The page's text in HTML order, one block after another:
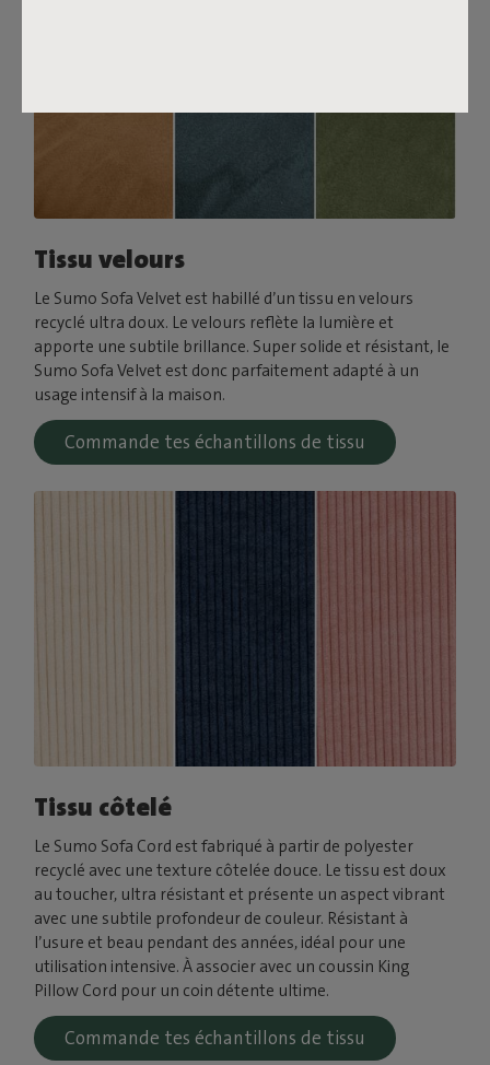
Tissu velours
Le Sumo Sofa Velvet est habillé d’un tissu en velours
recyclé ultra doux. Le velours reflète la lumière et
apporte une subtile brillance. Super solide et résistant, le
Sumo Sofa Velvet est donc parfaitement adapté à un
usage intensif à la maison.
Commande tes échantillons de tissu
Tissu côtelé
Le Sumo Sofa Cord est fabriqué à partir de polyester
recyclé avec une texture côtelée douce. Le tissu est doux
au toucher, ultra résistant et présente un aspect vibrant
avec une subtile profondeur de couleur. Résistant à
l’usure et beau pendant des années, idéal pour une
utilisation intensive. À associer avec un coussin King
Pillow Cord pour un coin détente ultime.
Commande tes échantillons de tissu